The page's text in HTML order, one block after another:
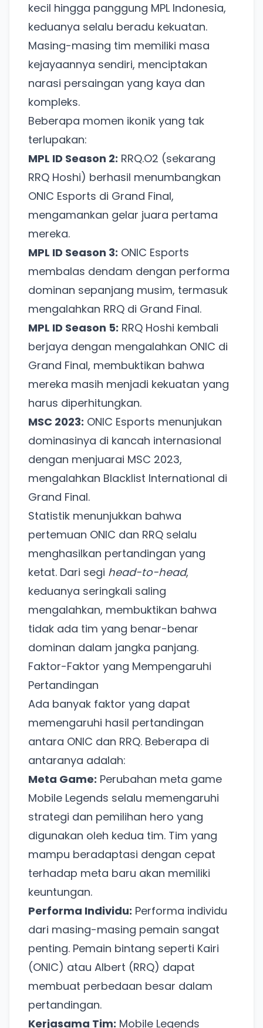
kecil hingga panggung MPL Indonesia,
keduanya selalu beradu kekuatan.
Masing-masing tim memiliki masa
kejayaannya sendiri, menciptakan
narasi persaingan yang kaya dan
kompleks.
Beberapa momen ikonik yang tak
terlupakan:
MPL ID Season 2: RRQ.O2 (sekarang
RRQ Hoshi) berhasil menumbangkan
ONIC Esports di Grand Final,
mengamankan gelar juara pertama
mereka.
MPL ID Season 3: ONIC Esports
membalas dendam dengan performa
dominan sepanjang musim, termasuk
mengalahkan RRQ di Grand Final.
MPL ID Season 5: RRQ Hoshi kembali
berjaya dengan mengalahkan ONIC di
Grand Final, membuktikan bahwa
mereka masih menjadi kekuatan yang
harus diperhitungkan.
MSC 2023: ONIC Esports menunjukan
dominasinya di kancah internasional
dengan menjuarai MSC 2023,
mengalahkan Blacklist International di
Grand Final.
Statistik menunjukkan bahwa
pertemuan ONIC dan RRQ selalu
menghasilkan pertandingan yang
ketat. Dari segi head-to-head,
keduanya seringkali saling
mengalahkan, membuktikan bahwa
tidak ada tim yang benar-benar
dominan dalam jangka panjang.
Faktor-Faktor yang Mempengaruhi
Pertandingan
Ada banyak faktor yang dapat
memengaruhi hasil pertandingan
antara ONIC dan RRQ. Beberapa di
antaranya adalah:
Meta Game: Perubahan meta game
Mobile Legends selalu memengaruhi
strategi dan pemilihan hero yang
digunakan oleh kedua tim. Tim yang
mampu beradaptasi dengan cepat
terhadap meta baru akan memiliki
keuntungan.
Performa Individu: Performa individu
dari masing-masing pemain sangat
penting. Pemain bintang seperti Kairi
(ONIC) atau Albert (RRQ) dapat
membuat perbedaan besar dalam
pertandingan.
Kerjasama Tim: Mobile Legends